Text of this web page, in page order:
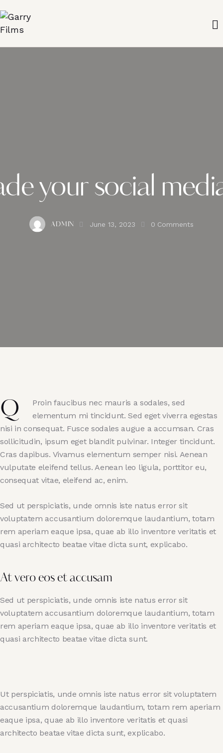
your social
ADMIN June 13, 2023 0 Comments
Q
Proin faucibus nec mauris a sodales, sed
elementum mi tincidunt. Sed eget viverra egestas
nisi in consequat. Fusce sodales augue a accumsan. Cras
sollicitudin, ipsum eget blandit pulvinar. Integer tincidunt.
Cras dapibus. Vivamus elementum semper nisi. Aenean
vulputate eleifend tellus. Aenean leo ligula, porttitor eu,
consequat vitae, eleifend ac, enim.
Sed ut perspiciatis, unde omnis iste natus error sit
voluptatem accusantium doloremque laudantium, totam
rem aperiam eaque ipsa, quae ab illo inventore veritatis et
quasi architecto beatae vitae dicta sunt, explicabo.
At vero eos et accusam
Sed ut perspiciatis, unde omnis iste natus error sit
voluptatem accusantium doloremque laudantium, totam
rem aperiam eaque ipsa, quae ab illo inventore veritatis et
quasi architecto beatae vitae dicta sunt.
Ut perspiciatis, unde omnis iste natus error sit voluptatem
accusantium doloremque laudantium, totam rem aperiam
eaque ipsa, quae ab illo inventore veritatis et quasi
architecto beatae vitae dicta sunt, explicabo.